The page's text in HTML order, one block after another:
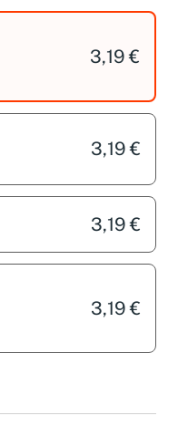
3,19 €
3,19 €
3,19 €
3,19 €